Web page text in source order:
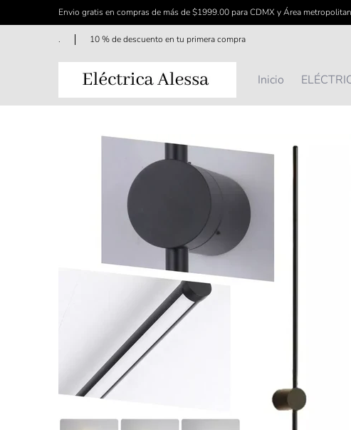
Saltar al contenido principal
Envio gratis en compras de más de $1999.00 para CDMX y Área
Inicio ELÉCTRICO FERRETERÍA
. 10 % de descuento en tu primera compra
Inicio
Saltar al contenido principal